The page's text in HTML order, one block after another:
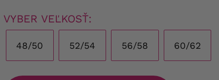
VYBER VEĽKOSŤ:
48/50 52/54 56/58 60/62